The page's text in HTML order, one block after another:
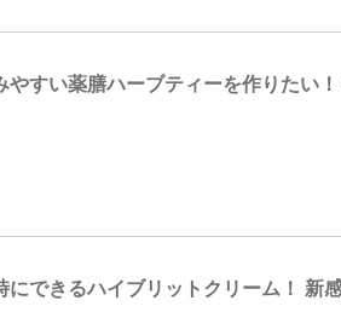
すい薬膳ハーブティーを作りたい
にできるハイブリットクリーム！ 新